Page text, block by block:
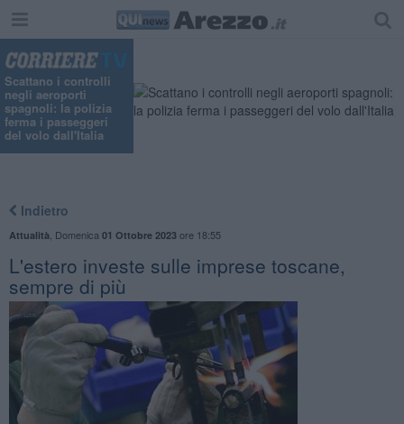
Scattano i controlli
negli aeroporti
spagnoli: la polizia
ferma i passeggeri
del volo dall'Italia
Indietro
Attualità Domenica 01 Ottobre 2023ore 18:55
L'estero investe sulle imprese toscane,
sempre di più